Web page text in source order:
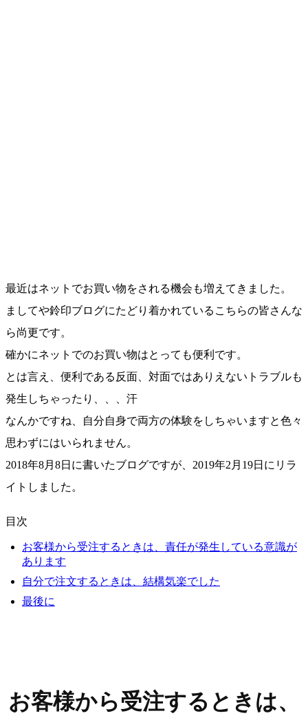
最近はネットでお買い物をされる機会も増えてきました。
ましてや鈴印ブログにたどり着かれているこちらの皆さんな
ら尚更です。
確かにネットでのお買い物はとっても便利です。
とは言え、便利である反面、対面ではありえないトラブルも
発生しちゃったり、、、汗
なんかですね、自分自身で両方の体験をしちゃいますと色々
思わずにはいられません。
2018年8月8日に書いたブログですが、2019年2月19日にリラ
イトしました。
目次
お客様から受注するときは、責任が発生している意識が
あります
自分で注文するときは、結構気楽でした
最後に
お客様から受注するときは、